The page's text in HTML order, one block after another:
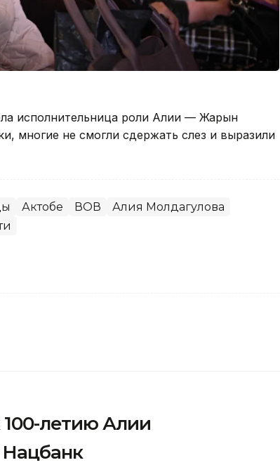
исполнительница роли Алии — Жарқын
многие не смогли сдержать слез и выразили
Актобе ВОВ
Алия Молдагулова
летию Алии